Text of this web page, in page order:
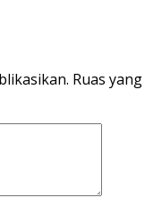
Ruas yang